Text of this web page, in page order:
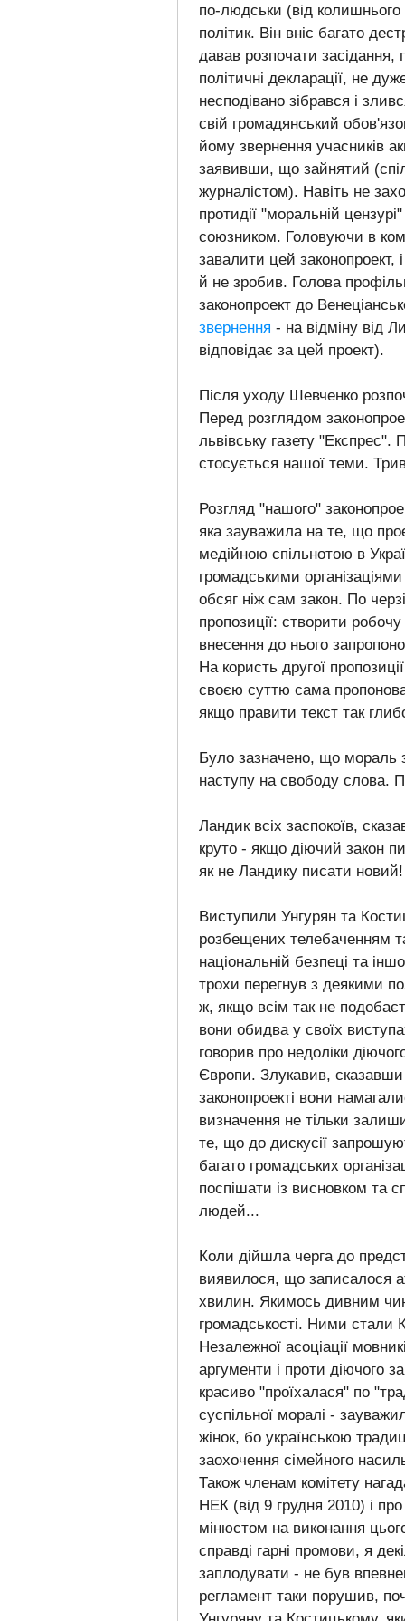
по-людськи (від
політик. Він вніс багато
давав розпочати засідання,
політичні декларації, не
несподівано зібрався і
свій громадянський
йому звернення учасників
заявивши, що зайнятий
журналістом). Навіть не
протидії "моральній
союзником. Головуючи в
завалити цей законопроект,
й не зробив. Голова
законопроект до
звернення - на відміну від
відповідає за цей проект).
Після уходу Шевченко
Перед розглядом
львівську газету "Експрес".
стосується нашої теми.
Розгляд "нашого"
яка зауважила на те, що
медійною спільнотою в
громадськими
обсяг ніж сам закон. По
пропозиції: створити
внесення до нього
На користь другої
своєю суттю сама
якщо правити текст так
Було зазначено, що мораль
наступу на свободу слова.
Ландик всіх заспокоїв,
круто - якщо діючий закон
як не Ландику писати новий!
Виступили Унгурян та
розбещених телебаченням
національній безпеці та
трохи перегнув з деякими
ж, якщо всім так не
вони обидва у своїх
говорив про недоліки
Європи. Злукавив,
законопроекті вони
визначення не тільки
те, що до дискусії
багато громадських
поспішати із висновком та
людей...
Коли дійшла черга до
виявилося, що записалося
хвилин. Якимось дивним
громадськості. Ними стали
Незалежної асоціації
аргументи і проти діючого
красиво "проїхалася" по
суспільної моралі -
жінок, бо українською
заохочення сімейного
Також членам комітету
НЕК (від 9 грудня 2010) і
мінюстом на виконання
справді гарні промови, я
заплодувати - не був
регламент таки порушив,